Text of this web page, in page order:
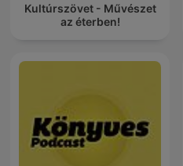
Kultúrszövet - Művészet
az éterben!